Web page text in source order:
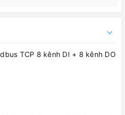
TCP 8 kênh DI + 8 kênh DO